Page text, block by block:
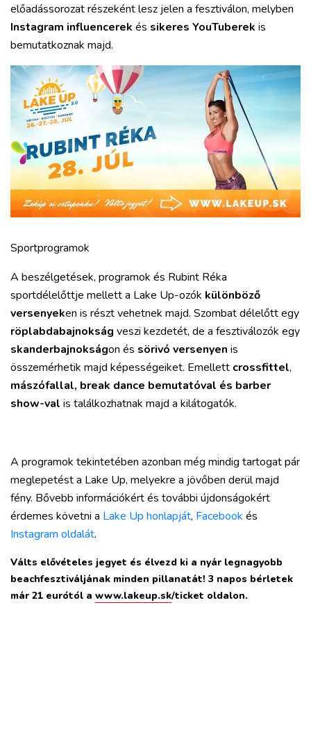
előadássorozat részeként lesz jelen a fesztiválon, melyben
Instagram influencerek és sikeres YouTuberek is
bemutatkoznak majd.
Sportprogramok
A beszélgetések, programok és Rubint Réka
sportdélelőttje mellett a Lake Up-ozók különböző
versenyeken is részt vehetnek majd. Szombat délelőtt egy
röplabdabajnokság veszi kezdetét, de a fesztiválozók egy
skanderbajnokságon és sörivó versenyen is
összemérhetik majd képességeiket. Emellett crossfittel,
mászófallal, break dance bemutatóval és barber
show-val is találkozhatnak majd a kilátogatók.
A programok tekintetében azonban még mindig tartogat pár
meglepetést a Lake Up, melyekre a jövőben derül majd
fény. Bővebb információkért és további újdonságokért
érdemes követni a Lake Up honlapját, Facebook és
Instagram oldalát.
Válts elővételes jegyet és élvezd ki a nyár legnagyobb
beachfesztiváljának minden pillanatát! 3 napos bérletek
már 21 eurótól a www.lakeup.sk/ticket oldalon.